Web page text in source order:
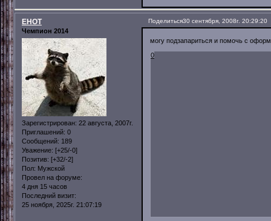
Поделиться30 сентября, 2008г. 20:29:20
EHOT
Чемпион 2014
Зарегистрирован: 22 августа, 2007г.
Приглашений: 0
Сообщений: 189
Уважение: [+25/-0]
Позитив: [+32/-2]
Пол: Мужской
Провел на форуме:
4 дня 15 часов
Последний визит:
25 ноября, 2025г. 21:07:19
могу подзапариться и помочь с
0